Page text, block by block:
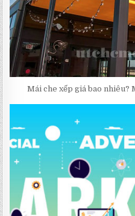
Mái che xếp giá bao nhiêu?